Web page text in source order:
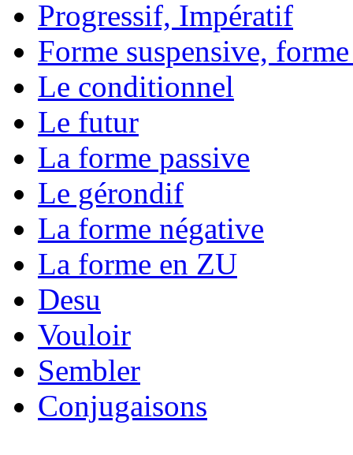
Progressif, Impératif
Forme suspensive,
Le conditionnel
Le futur
La forme passive
Le gérondif
La forme négative
La forme en ZU
Desu
Vouloir
Sembler
Conjugaisons